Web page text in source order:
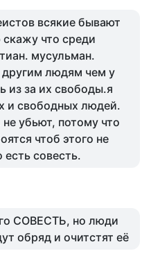
всякие бывают
скажу что среди
мусульман.
людям чем у
из за их свободы.я
и свободных людей.
убьют, потому что
чтоб этого не
есть совесть.
СОВЕСТЬ, но люди
обряд и очитстят её